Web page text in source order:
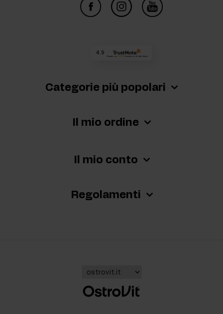
Categorie più popolari
Il mio ordine
Il mio conto
Regolamenti
4.9
Basato su 72 978 recensioni di tutti i tempi